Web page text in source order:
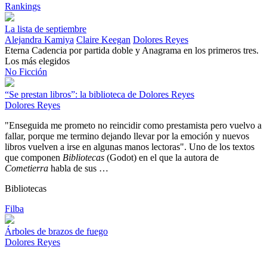
Rankings
La lista de septiembre
Alejandra Kamiya Claire Keegan Dolores Reyes
Eterna Cadencia por partida doble y Anagrama en los primeros tres.
Los más elegidos
No Ficción
“Se prestan libros”: la biblioteca de Dolores Reyes
Dolores Reyes
"Enseguida me prometo no reincidir como prestamista pero vuelvo a
fallar, porque me termino dejando llevar por la emoción y nuevos
libros vuelven a irse en algunas manos lectoras". Uno de los textos
que componen Bibliotecas (Godot) en el que la autora de
Cometierra habla de sus …
Bibliotecas
Filba
Árboles de brazos de fuego
Dolores Reyes